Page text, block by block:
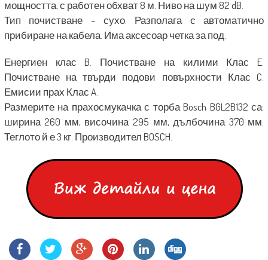
мощността, с работен обхват 8 м. Ниво на шум 82 dB.
Тип почистване – сухо. Разполага с автоматично
прибиране на кабела. Има аксесоар четка за под.
Енергиен клас B. Почистване на килими Клас E.
Почистване на твърди подови повърхности Клас C.
Емисии прах Клас A.
Размерите на прахосмукачка с торба Bosch BGL2B132 са:
ширина 260 мм, височина 295 мм, дълбочина 370 мм.
Теглото й е 3 кг. Производител BOSCH.